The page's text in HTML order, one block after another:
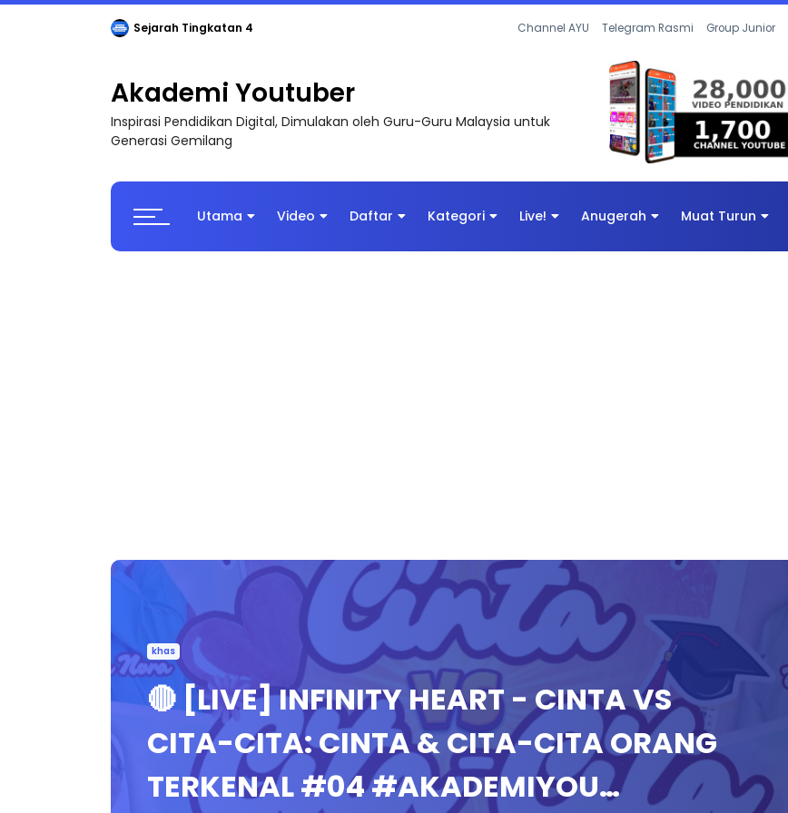
Sejarah Tingkatan 4 Channel AYU Telegram Rasmi Group Junior
Akademi Youtuber
Inspirasi Pendidikan Digital, Dimulakan oleh Guru-Guru Malaysia untuk
Generasi Gemilang
Utama Video Daftar Kategori Live! Anugerah Muat Turun
khas
🔴 [LIVE] INFINITY HEART - CINTA VS
CITA-CITA: CINTA & CITA-CITA ORANG
TERKENAL #04 #AKADEMIYOU…